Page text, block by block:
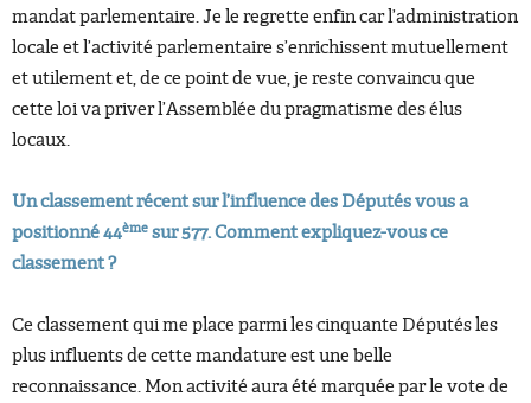
mandat parlementaire. Je le regrette enfin car l’administration
locale et l’activité parlementaire s’enrichissent mutuellement
et utilement et, de ce point de vue, je reste convaincu que
cette loi va priver l’Assemblée du pragmatisme des élus
locaux.
Un classement récent sur l’influence des Députés vous a
positionné 44ème sur 577. Comment expliquez-vous ce
classement ?
Ce classement qui me place parmi les cinquante Députés les
plus influents de cette mandature est une belle
reconnaissance. Mon activité aura été marquée par le vote de